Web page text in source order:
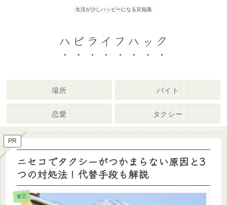
生活が少しハッピーになる豆知識
ハピライフハック
場所 バイト
恋愛 タクシー
PR
ニセコでタクシーがつかまらない原因と3
つの対処法！代替手段も解説
東北